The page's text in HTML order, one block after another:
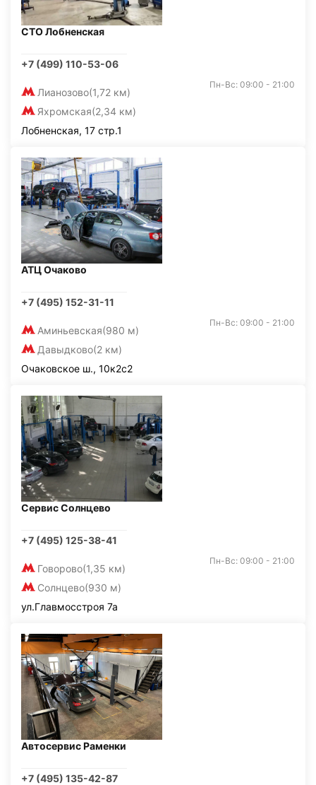
СТО Лобненская
+7 (499) 110-53-06
Лианозово(1,72 км)
Яхромская(2,34 км)
Пн-Вс: 09:00 - 21:00
Лобненская, 17 стр.1
АТЦ Очаково
+7 (495) 152-31-11
Аминьевская(980 м)
Давыдково(2 км)
Пн-Вс: 09:00 - 21:00
Очаковское ш., 10к2с2
Сервис Солнцево
+7 (495) 125-38-41
Говорово(1,35 км)
Солнцево(930 м)
Пн-Вс: 09:00 - 21:00
ул.Главмосстроя 7а
Автосервис Раменки
+7 (495) 135-42-87